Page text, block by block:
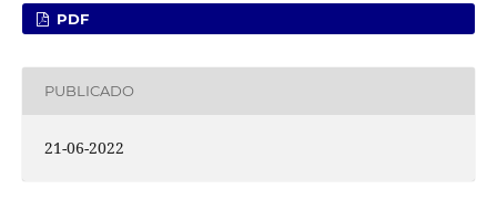
PDF
PUBLICADO
21-06-2022